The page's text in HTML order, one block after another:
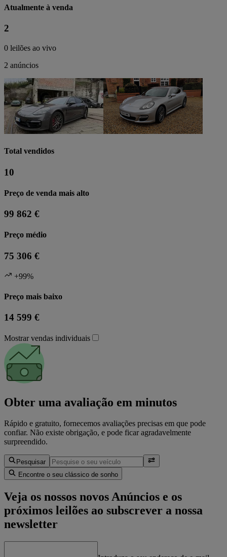
Atualmente à venda
2
0 leilões ao vivo
2 anúncios
Total vendidos
10
Preço de venda mais alto
99 862 €
Preço médio
75 306 €
+99%
Preço mais baixo
14 599 €
Mostrar vendas individuais
Obter uma avaliação em minutos
Rápido e gratuito, fornecemos avaliações precisas em que pode
confiar. Não existe obrigação, e pode ficar agradavelmente
surpreendido.
Pesquisar
Encontre o seu clássico de sonho
Veja os nossos novos Anúncios e os
próximos leilões ao subscrever a nossa
newsletter